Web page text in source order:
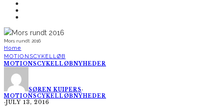
Mors rundt 2016
Home
MOTIONSCYKELLØB
MOTIONSCYKELLØBNYHEDER
SØREN KUIPERS·
MOTIONSCYKELLØBNYHEDER
·JULY 13, 2016